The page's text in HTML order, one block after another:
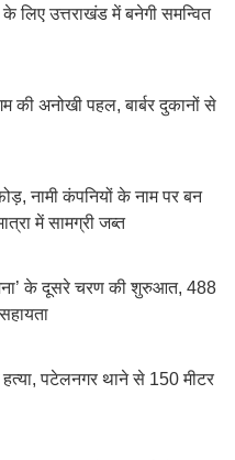
के लिए उत्तराखंड में बनेगी समन्वित
की अनोखी पहल, बार्बर दुकानों से
नामी कंपनियों के नाम पर बन
में सामग्री जब्त
के दूसरे चरण की शुरुआत, 488
हत्या, पटेलनगर थाने से 150 मीटर